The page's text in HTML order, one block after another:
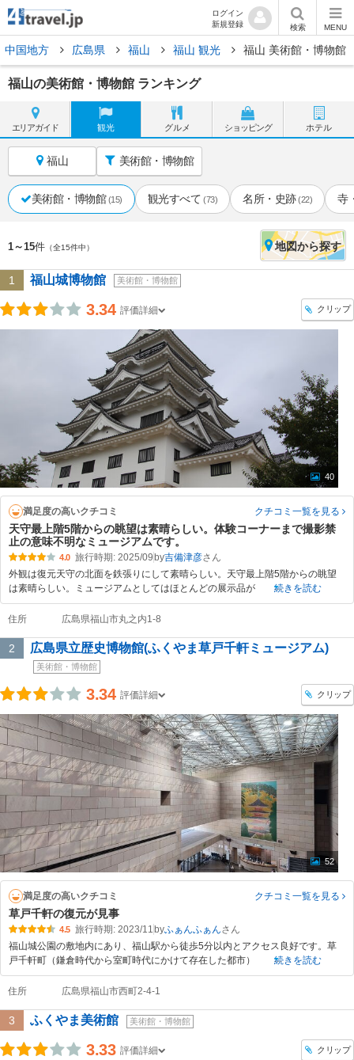
ログイン
新規登録
検索 MENU
中国地方 広島県 福山 福山 観光 福山 美術館・博物館
福山の美術館・博物館 ランキング
エリアガイド 観光 グルメ ショッピング ホテル
福山 美術館・博物館
美術館・博物館 (15) 観光すべて (73) 名所・史跡 (22) 寺
1～15件 （全15件中） 地図から探す
1 福山城博物館 美術館・博物館
3.34 評価詳細 クリップ
40
満足度の高いクチコミ クチコミ一覧を見る
天守最上階5階からの眺望は素晴らしい。体験コーナーまで撮影禁
止の意味不明なミュージアムです。
4.0 旅行時期: 2025/09 by吉備津彦
外観は復元天守の北面を鉄張りにして素晴らしい。天守最上階5階からの眺望
は素晴らしい。ミュージアムとしてはほとんどの展示品が
続きを読む
住所 広島県福山市丸之内1-8
2 広島県立歴史博物館(ふくやま草戸千軒ミュージアム)
美術館・博物館
3.34 評価詳細 クリップ
52
満足度の高いクチコミ クチコミ一覧を見る
草戸千軒の復元が見事
4.5 旅行時期: 2023/11 byふぁんふぁん
福山城公園の敷地内にあり、福山駅から徒歩5分以内とアクセス良好です。草
戸千軒町（鎌倉時代から室町時代にかけて存在した都市）
続きを読む
住所 広島県福山市西町2-4-1
3 ふくやま美術館 美術館・博物館
3.33 評価詳細 クリップ